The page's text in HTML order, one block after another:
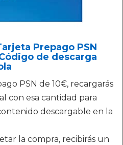
Prepago PSN
de descarga
PSN de 10€, recargarás
con esa cantidad para
descargable en la
la compra, recibirás un